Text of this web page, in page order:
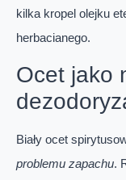
kilka kropel olejku
herbacianego.
Ocet jako
Biały ocet
problemu zapachu.